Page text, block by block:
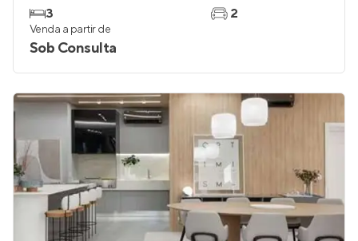
3
2
Venda a partir de
Sob Consulta